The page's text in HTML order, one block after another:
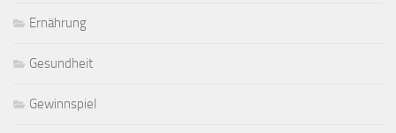
Ernährung
Gesundheit
Gewinnspiel